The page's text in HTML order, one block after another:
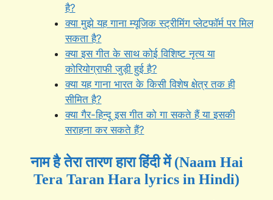
है?
क्या मुझे यह गाना म्यूजिक स्ट्रीमिंग प्लेटफॉर्म पर मिल
सकता है?
क्या इस गीत के साथ कोई विशिष्ट नृत्य या
कोरियोग्राफी जुड़ी हुई है?
क्या यह गाना भारत के किसी विशेष क्षेत्र तक ही
सीमित है?
क्या गैर-हिन्दू इस गीत को गा सकते हैं या इसकी
सराहना कर सकते हैं?
नाम है तेरा तारण हारा हिंदी में (Naam Hai
Tera Taran Hara lyrics in Hindi)